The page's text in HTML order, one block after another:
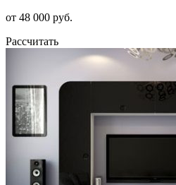
от 48 000 руб.
Рассчитать